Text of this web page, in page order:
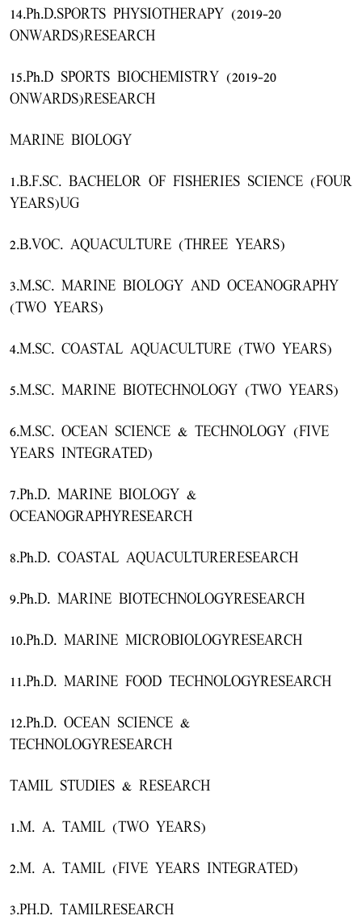
14.Ph.D.SPORTS PHYSIOTHERAPY (2019-20
ONWARDS)RESEARCH
15.Ph.D SPORTS BIOCHEMISTRY (2019-20
ONWARDS)RESEARCH
MARINE BIOLOGY
1.B.F.SC. BACHELOR OF FISHERIES SCIENCE (FOUR
YEARS)UG
2.B.VOC. AQUACULTURE (THREE YEARS)
3.M.SC. MARINE BIOLOGY AND OCEANOGRAPHY
(TWO YEARS)
4.M.SC. COASTAL AQUACULTURE (TWO YEARS)
5.M.SC. MARINE BIOTECHNOLOGY (TWO YEARS)
6.M.SC. OCEAN SCIENCE & TECHNOLOGY (FIVE
YEARS INTEGRATED)
7.Ph.D. MARINE BIOLOGY &
OCEANOGRAPHYRESEARCH
8.Ph.D. COASTAL AQUACULTURERESEARCH
9.Ph.D. MARINE BIOTECHNOLOGYRESEARCH
10.Ph.D. MARINE MICROBIOLOGYRESEARCH
11.Ph.D. MARINE FOOD TECHNOLOGYRESEARCH
12.Ph.D. OCEAN SCIENCE &
TECHNOLOGYRESEARCH
TAMIL STUDIES & RESEARCH
1.M. A. TAMIL (TWO YEARS)
2.M. A. TAMIL (FIVE YEARS INTEGRATED)
3.PH.D. TAMILRESEARCH